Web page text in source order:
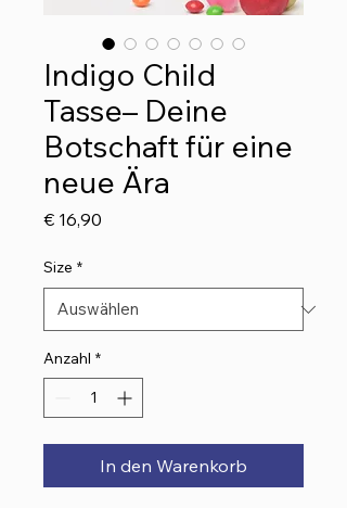
Indigo Child
Tasse– Deine
Botschaft für eine
neue Ära
€ 16,90
Size *
Anzahl *
In den Warenkorb